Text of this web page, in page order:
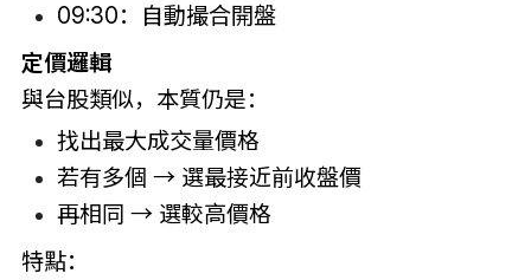
09:30：自動撮合開盤
定價邏輯
與台股類似，本質仍是：
找出最大成交量價格
若有多個 → 選最接近前收盤價
再相同 → 選較高價格
特點：